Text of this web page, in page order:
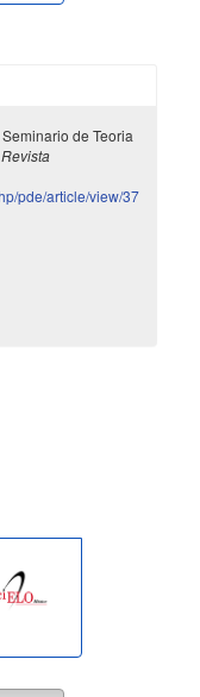
de Teoria
pde/article/view/37